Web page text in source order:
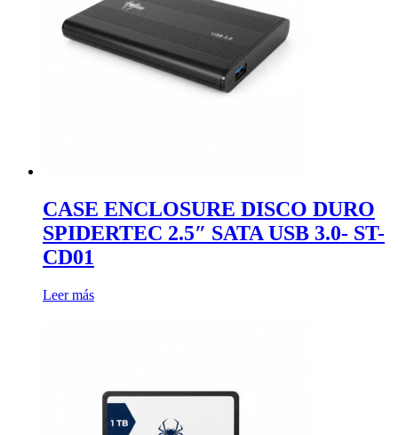
CASE ENCLOSURE DISCO DURO
SPIDERTEC 2.5″ SATA USB 3.0- ST-
CD01
Leer más